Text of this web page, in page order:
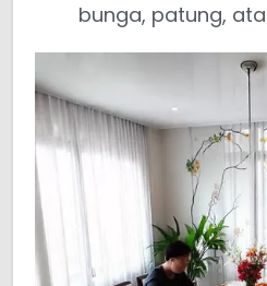
bunga, patung,